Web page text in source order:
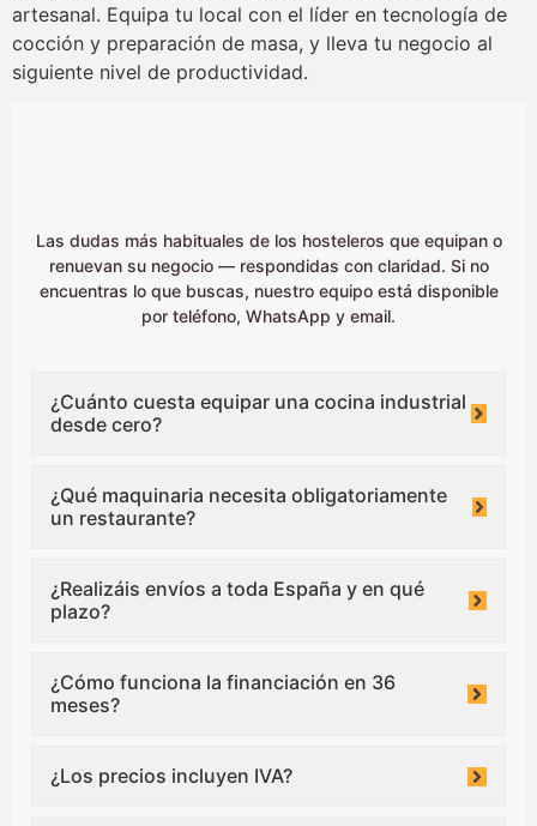
artesanal. Equipa tu local con el líder en tecnología de
cocción y preparación de masa, y lleva tu negocio al
siguiente nivel de productividad.
Las dudas más habituales de los hosteleros que equipan o
renuevan su negocio — respondidas con claridad. Si no
encuentras lo que buscas, nuestro equipo está disponible
por teléfono, WhatsApp y email.
¿Cuánto cuesta equipar una cocina industrial
desde cero?
¿Qué maquinaria necesita obligatoriamente
un restaurante?
¿Realizáis envíos a toda España y en qué
plazo?
¿Cómo funciona la financiación en 36
meses?
¿Los precios incluyen IVA?